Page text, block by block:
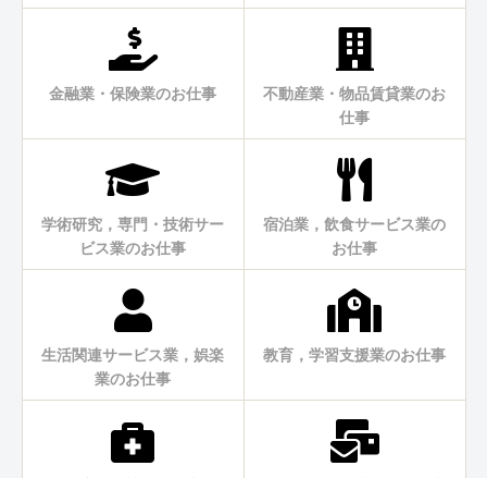
金融業・保険業のお仕事
不動産業・物品賃貸業のお
仕事
学術研究，専門・技術サー
ビス業のお仕事
宿泊業，飲食サービス業の
お仕事
生活関連サービス業，娯楽
業のお仕事
教育，学習支援業のお仕事